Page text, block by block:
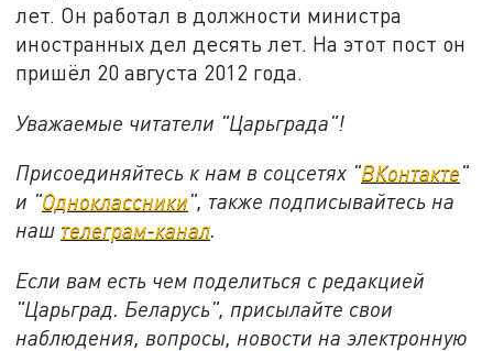
лет. Он работал в должности министра
иностранных дел десять лет. На этот пост он
пришёл 20 августа 2012 года.
Уважаемые читатели "Царьграда"!
Присоединяйтесь к нам в соцсетях "ВКонтакте"
и "Одноклассники", также подписывайтесь на
наш телеграм-канал.
Если вам есть чем поделиться с редакцией
"Царьград. Беларусь", присылайте свои
наблюдения, вопросы, новости на электронную